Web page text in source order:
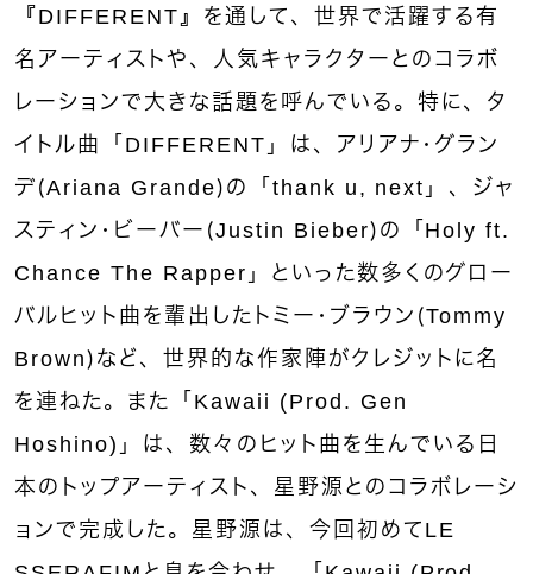
『DIFFERENT』を通して、世界で活躍する有
名アーティストや、人気キャラクターとのコラボ
レーションで大きな話題を呼んでいる。特に、タ
イトル曲「DIFFERENT」は、アリアナ・グラン
デ（Ariana Grande）の「thank u, next」、ジャ
スティン・ビーバー（Justin Bieber）の「Holy ft.
Chance The Rapper」といった数多くのグロー
バルヒット曲を輩出したトミー・ブラウン（Tommy
Brown）など、世界的な作家陣がクレジットに名
を連ねた。また「Kawaii (Prod. Gen
Hoshino)」は、数々のヒット曲を生んでいる日
本のトップアーティスト、星野源とのコラボレーシ
ョンで完成した。星野源は、今回初めてLE